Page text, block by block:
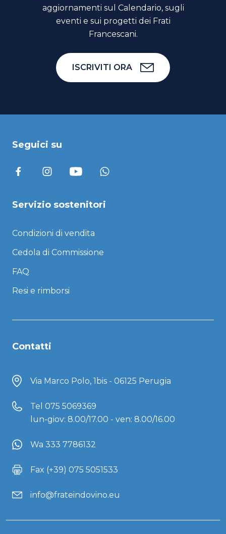
aggiornamenti sul Calendario, sugli
eventi e sui progetti dei Frati
Francescani.
ISCRIVITI ORA
Seguici su
Servizio sostenitori
Condizioni di vendita
Cedola di Commissione
FAQ
Resi e rimborsi
Contatti
Via Marco Polo, 1bis - 06125 Perugia
Tel 075 5069369
lun-giov: 8.00/17.00 - ven: 8.00/16.00
Wa 333 7786132
Fax (+39) 075 5051533
info@frateindovino.eu